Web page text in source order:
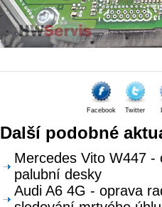
Facebook Twitter
Další podobné
Mercedes Vito W447
palubní desky
Audi A6 4G - oprava